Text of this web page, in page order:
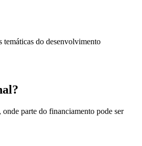
temáticas do desenvolvimento
parte do financiamento pode ser